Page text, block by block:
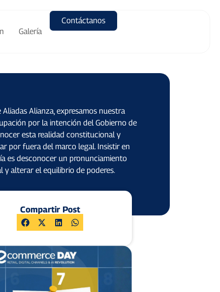
Galería
Contáctanos
Aliadas Alianza, expresamos nuestra
por la intención del Gobierno de
esta realidad constitucional y
por fuera del marco legal. Insistir en
es desconocer un pronunciamiento
y alterar el equilibrio de poderes.
Compartir Post